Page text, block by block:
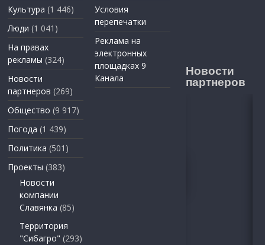
Культура (1 446)
Люди (1 041)
На правах
рекламы (324)
Новости
партнеров (269)
Общество (9 917)
Погода (1 439)
Политика (501)
Проекты (383)
Новости
компании
Славянка (85)
Территория
"Сибагро" (293)
Условия
перепечатки
Реклама на
электронных
площадках 9
Канала
Новости
партнеров